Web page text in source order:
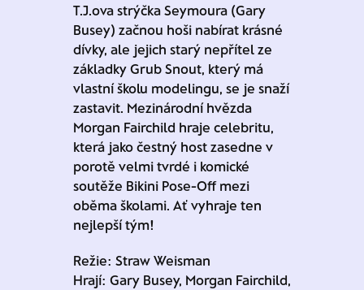
T.J.ova strýčka Seymoura (Gary
Busey) začnou hoši nabírat krásné
dívky, ale jejich starý nepřítel ze
základky Grub Snout, který má
vlastní školu modelingu, se je snaží
zastavit. Mezinárodní hvězda
Morgan Fairchild hraje celebritu,
která jako čestný host zasedne v
porotě velmi tvrdé i komické
soutěže Bikini Pose-Off mezi
oběma školami. Ať vyhraje ten
nejlepší tým!
Režie: Straw Weisman
Hrají: Gary Busey, Morgan Fairchild,